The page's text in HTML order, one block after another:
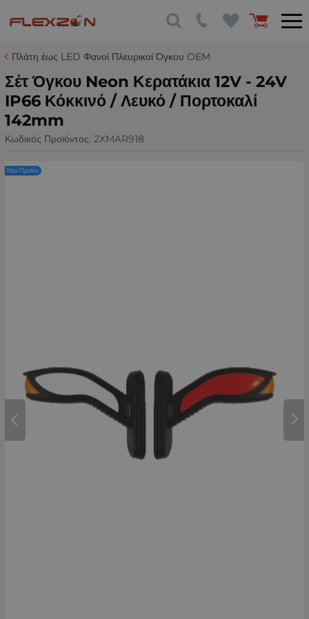
Πλάτη έως LED Φανοί Πλευρικοί Όγκου OEM
Σέτ Όγκου Neon Κερατάκια 12V - 24V
IP66 Κόκκινό / Λευκό / Πορτοκαλί
142mm
Κωδικός Προϊόντος: 2XMAR918
Νέο Προϊόν